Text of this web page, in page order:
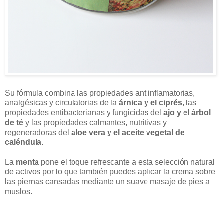
Su fórmula combina las propiedades antiinflamatorias,
analgésicas y circulatorias de la árnica y el ciprés, las
propiedades entibacterianas y fungicidas del ajo y el árbol
de té y las propiedades calmantes, nutritivas y
regeneradoras del aloe vera y el aceite vegetal de
caléndula.
La menta pone el toque refrescante a esta selección natural
de activos por lo que también puedes aplicar la crema sobre
las piernas cansadas mediante un suave masaje de pies a
muslos.